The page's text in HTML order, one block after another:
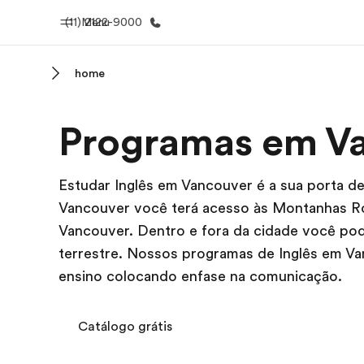
Menu
(11) 2122-9000
Bem-vindo à EF
Saiba
home
Programas em
Estudar Inglês em Vancouver é a sua porta
Vancouver você terá acesso às Montanhas
Vancouver. Dentro e fora da cidade você
terrestre. Nossos programas de Inglês em
ensino colocando enfase na comunicação.
Catálogo grátis